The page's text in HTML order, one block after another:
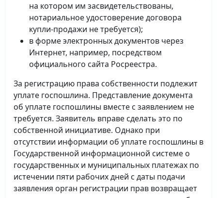
на котором им засвидетельствованы,
нотариальное удостоверение договора
купли-продажи не требуется);
в форме электронных документов через
Интернет, например, посредством
официального сайта Росреестра.
За регистрацию права собственности подлежит
уплате госпошлина. Представление документа
об уплате госпошлины вместе с заявлением не
требуется. Заявитель вправе сделать это по
собственной инициативе. Однако при
отсутствии информации об уплате госпошлины в
Государственной информационной системе о
государственных и муниципальных платежах по
истечении пяти рабочих дней с даты подачи
заявления орган регистрации прав возвращает